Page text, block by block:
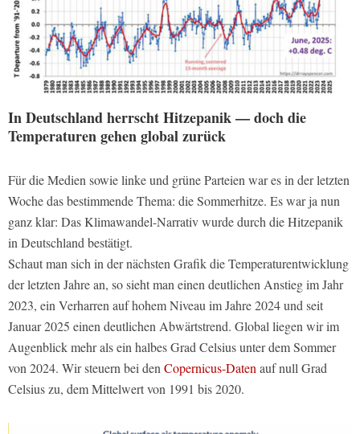
In Deutschland herrscht Hitzepanik — doch die
Temperaturen gehen global zurück
Für die Medien sowie linke und grüne Parteien war es in der letzten
Woche das bestimmende Thema: die Sommerhitze. Es war ja nun
ganz klar: Das Klimawandel-Narrativ wurde durch die Hitzepanik
in Deutschland bestätigt.
Schaut man sich in der nächsten Grafik die Temperaturentwicklung
der letzten Jahre an, so sieht man einen deutlichen Anstieg im Jahr
2023, ein Verharren auf hohem Niveau im Jahre 2024 und seit
Januar 2025 einen deutlichen Abwärtstrend. Global liegen wir im
Augenblick mehr als ein halbes Grad Celsius unter dem Sommer
von 2024. Wir steuern bei den Copernicus-Daten auf null Grad
Celsius zu, dem Mittelwert von 1991 bis 2020.